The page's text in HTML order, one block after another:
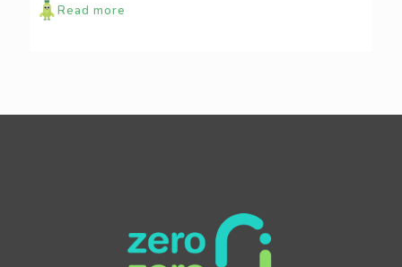
阻止剩食之計，就是在食材「尚青」之時，就以各式
Read more